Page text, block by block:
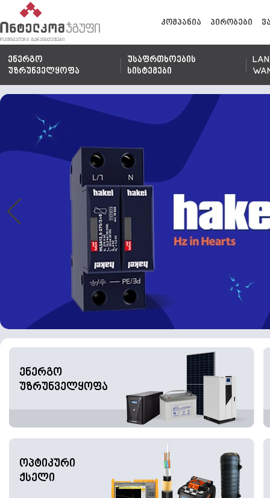
კომპანია პირობები
ენერგო
უზრუნველყოფა
უსაფრთხოების
სისტემები
ენერგო
უზრუნველყოფა
ოპტიკური
ქსელი